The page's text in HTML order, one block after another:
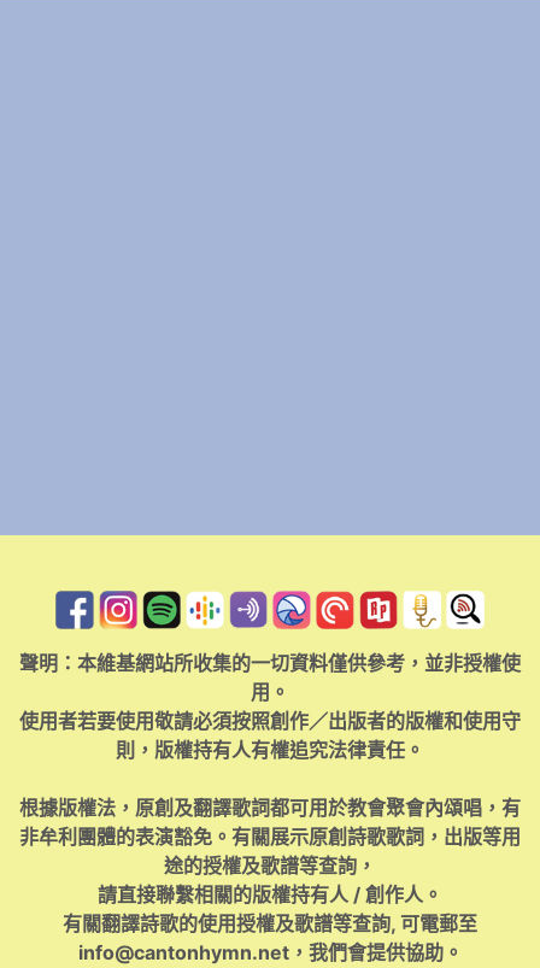
聲明：本維基網站所收集的一切資料僅供參考，並非授權使
用。
使用者若要使用敬請必須按照創作／出版者的版權和使用守
則，版權持有人有權追究法律責任。
根據版權法，原創及翻譯歌詞都可用於教會聚會內頌唱，有
非牟利團體的表演豁免。有關展示原創詩歌歌詞，出版等用
途的授權及歌譜等查詢，
請直接聯繫相關的版權持有人 / 創作人。
有關翻譯詩歌的使用授權及歌譜等查詢, 可電郵至
info@cantonhymn.net，我們會提供協助。